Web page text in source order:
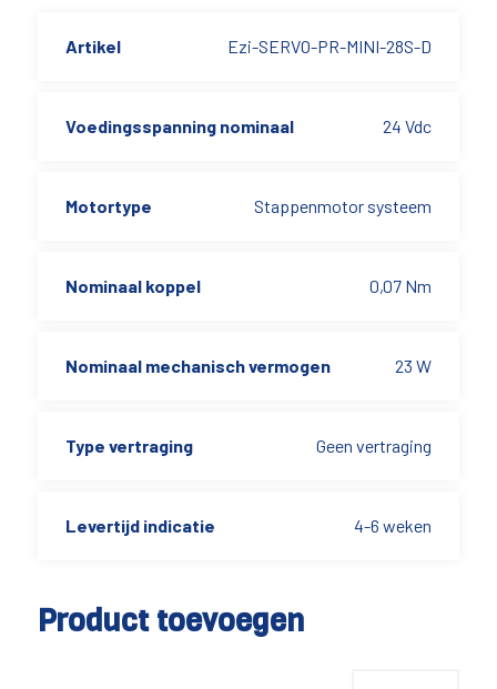
Product toevoegen
Artikel Ezi-SERVO-PR-MINI-28S-D
Voedingsspanning nominaal 24 Vdc
Motortype Stappenmotor systeem
Nominaal koppel 0,07 Nm
Nominaal mechanisch vermogen 23 W
Type vertraging Geen vertraging
Levertijd indicatie 4-6 weken